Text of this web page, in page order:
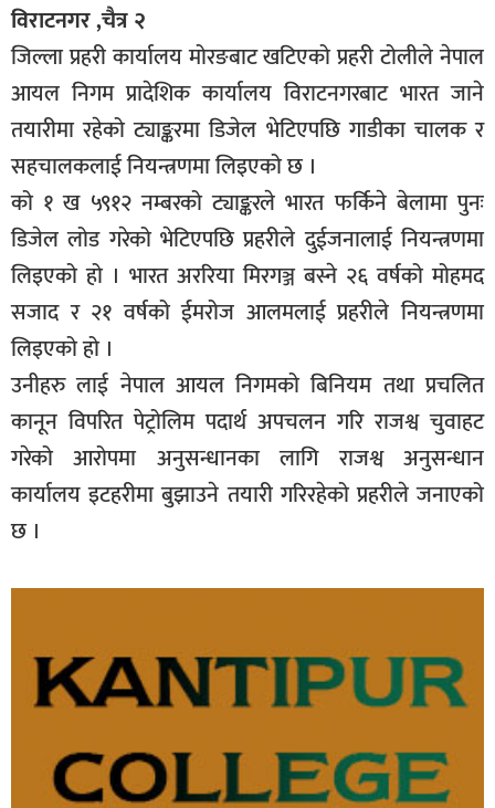
विराटनगर ,चैत्र २
जिल्ला प्रहरी कार्यालय मोरङबाट खटिएको प्रहरी टोलीले नेपाल
आयल निगम प्रादेशिक कार्यालय विराटनगरबाट भारत जाने
तयारीमा रहेको ट्याङ्करमा डिजेल भेटिएपछि गाडीका चालक र
सहचालकलाई नियन्त्रणमा लिइएको छ ।
को १ ख ५९१२ नम्बरको ट्याङ्करले भारत फर्किने बेलामा पुनः
डिजेल लोड गरेको भेटिएपछि प्रहरीले दुईजनालाई नियन्त्रणमा
लिइएको हो । भारत अररिया मिरगञ्ज बस्ने २६ वर्षको मोहमद
सजाद र २१ वर्षको ईमरोज आलमलाई प्रहरीले नियन्त्रणमा
लिइएको हो ।
उनीहरु लाई नेपाल आयल निगमको बिनियम तथा प्रचलित
कानून विपरित पेट्रोलिम पदार्थ अपचलन गरि राजश्व चुवाहट
गरेको आरोपमा अनुसन्धानका लागि राजश्व अनुसन्धान
कार्यालय इटहरीमा बुझाउने तयारी गरिरहेको प्रहरीले जनाएको
छ ।